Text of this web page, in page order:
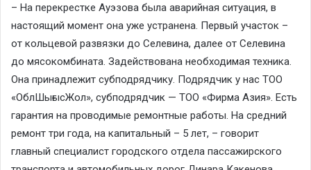
– На перекрестке Ауэзова была аварийная ситуация, в
настоящий момент она уже устранена. Первый участок –
от кольцевой развязки до Селевина, далее от Селевина
до мясокомбината. Задействована необходимая техника.
Она принадлежит субподрядчику. Подрядчик у нас ТОО
«ОблШығысЖол», субподрядчик — ТОО «Фирма Азия». Есть
гарантия на проводимые ремонтные работы. На средний
ремонт три года, на капитальный – 5 лет, – говорит
главный специалист городского отдела пассажирского